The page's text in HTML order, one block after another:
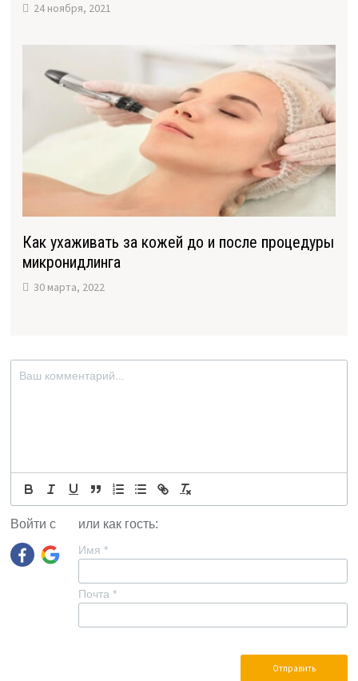
24 ноября, 2021
Как ухаживать за кожей до и после процедуры
микронидлинга
30 марта, 2022
Войти с или как гость:
Имя *
Почта *